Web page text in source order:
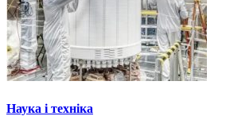
Наука і техніка